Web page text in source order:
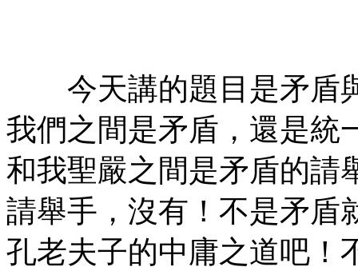
今天講的題目是矛盾
我們之間是矛盾，還是統
和我聖嚴之間是矛盾的請
請舉手，沒有！不是矛盾
孔老夫子的中庸之道吧！